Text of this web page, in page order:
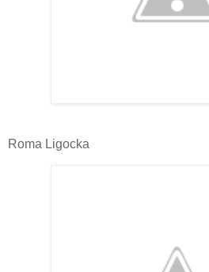
Roma Ligocka